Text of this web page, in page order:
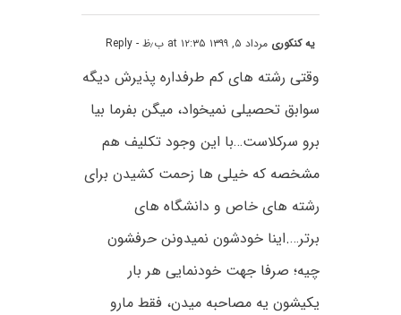
یه کنکوری مرداد ۵, ۱۳۹۹ at ۱۲:۳۵ ب٫ظ - Reply
وقتی رشته های کم طرفداره پذیرش دیگه
سوابق تحصیلی نمیخواد، میگن بفرما بیا
برو سرکلاست…با این وجود تکلیف هم
مشخصه که خیلی ها زحمت کشیدن برای
رشته های خاص و دانشگاه های
برتر….اینا خودشون نمیدونن حرفشون
چیه؛ صرفا جهت خودنمایی هر بار
یکیشون یه مصاحبه میدن، فقط مارو